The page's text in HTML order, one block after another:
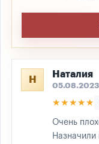
Н
Наталия
05.08.2023
★★★★★
Очень